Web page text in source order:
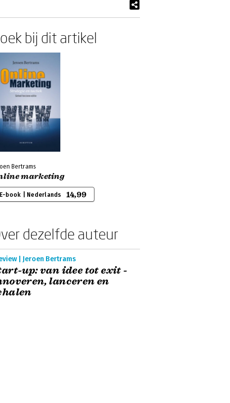
bij dit artikel
Bertrams
marketing
E-book | Nederlands 14,99
dezelfde auteur
| Jeroen Bertrams
up: van idee tot exit -
lanceren en